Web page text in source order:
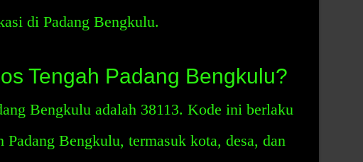
di Padang Bengkulu.
Tengah Padang Bengkulu?
Bengkulu adalah 38113. Kode ini berlaku
Bengkulu, termasuk kota, desa, dan